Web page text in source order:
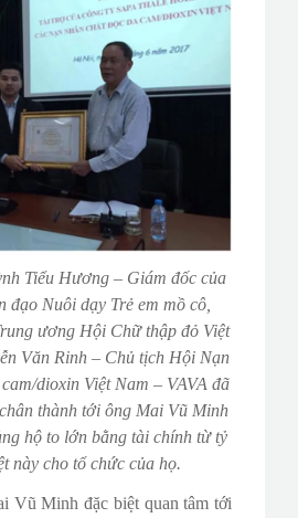
Tiểu Hương – Giám đốc của
đạo Nuôi dạy Trẻ em mồ cô,
ương Hội Chữ thập đỏ Việt
Văn Rinh – Chủ tịch Hội Nạn
dioxin Việt Nam – VAVA đã
thành tới ông Mai Vũ Minh
hộ to lớn bằng tài chính từ tỷ
này cho tổ chức của họ.
Vũ Minh đặc biệt quan tâm tới